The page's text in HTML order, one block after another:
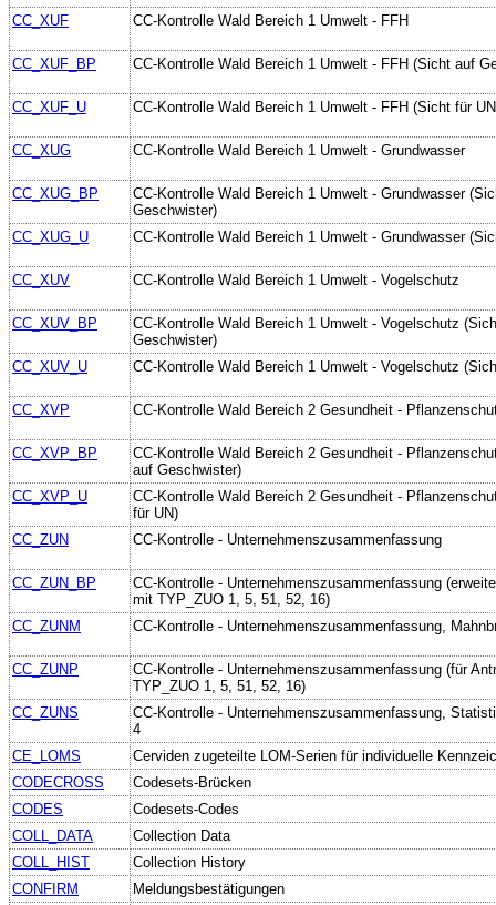
CC_XUF CC-Kontrolle Wald Bereich 1 Umwelt - FFH
CC_XUF_BP CC-Kontrolle Wald Bereich 1 Umwelt - FFH (Sicht auf
CC_XUF_U CC-Kontrolle Wald Bereich 1 Umwelt - FFH (Sicht für
CC_XUG CC-Kontrolle Wald Bereich 1 Umwelt - Grundwasser
CC_XUG_BP
CC-Kontrolle Wald Bereich 1 Umwelt - Grundwasser
Geschwister)
CC_XUG_U
CC-Kontrolle Wald Bereich 1 Umwelt - Grundwasser
CC_XUV CC-Kontrolle Wald Bereich 1 Umwelt - Vogelschutz
CC_XUV_BP
CC-Kontrolle Wald Bereich 1 Umwelt - Vogelschutz
Geschwister)
CC_XUV_U
CC-Kontrolle Wald Bereich 1 Umwelt - Vogelschutz
CC_XVP CC-Kontrolle Wald Bereich 2 Gesundheit -
CC_XVP_BP
CC-Kontrolle Wald Bereich 2 Gesundheit -
auf Geschwister)
CC_XVP_U
CC-Kontrolle Wald Bereich 2 Gesundheit -
für UN)
CC_ZUN
CC-Kontrolle - Unternehmenszusammenfassung
CC_ZUN_BP
CC-Kontrolle - Unternehmenszusammenfassung
mit TYP_ZUO 1, 5, 51, 52, 16)
CC_ZUNM
CC-Kontrolle - Unternehmenszusammenfassung,
CC_ZUNP
CC-Kontrolle - Unternehmenszusammenfassung (für
TYP_ZUO 1, 5, 51, 52, 16)
CC_ZUNS
CC-Kontrolle - Unternehmenszusammenfassung,
4
CE_LOMS
Cerviden zugeteilte LOM-Serien für individuelle
CODECROSS
Codesets-Brücken
CODES
Codesets-Codes
COLL_DATA
Collection Data
COLL_HIST
Collection History
CONFIRM
Meldungsbestätigungen